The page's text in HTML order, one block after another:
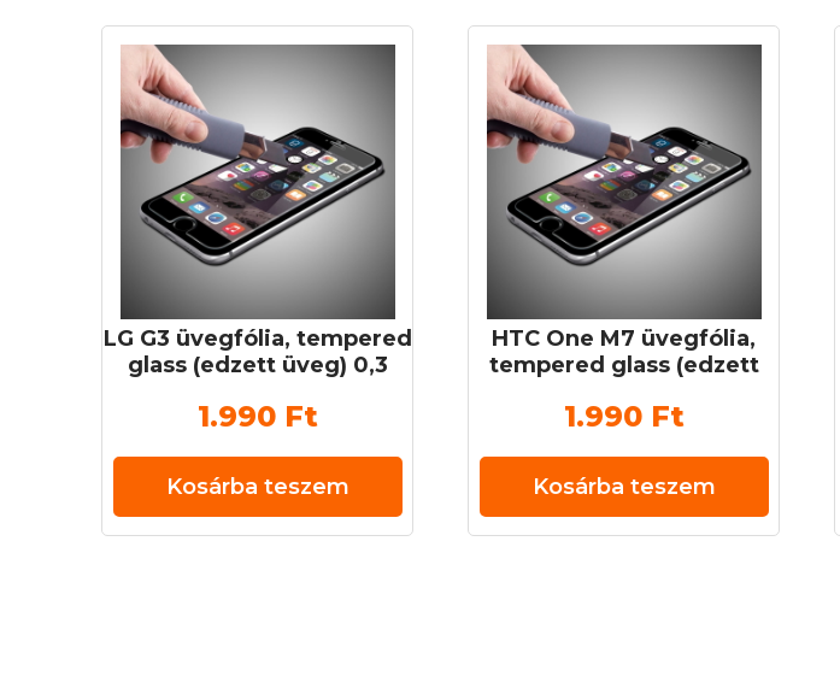
LG G3 üvegfólia, tempered
glass (edzett üveg) 0,3
1.990 Ft
Kosárba teszem
HTC One M7 üvegfólia,
tempered glass (edzett
1.990 Ft
Kosárba teszem